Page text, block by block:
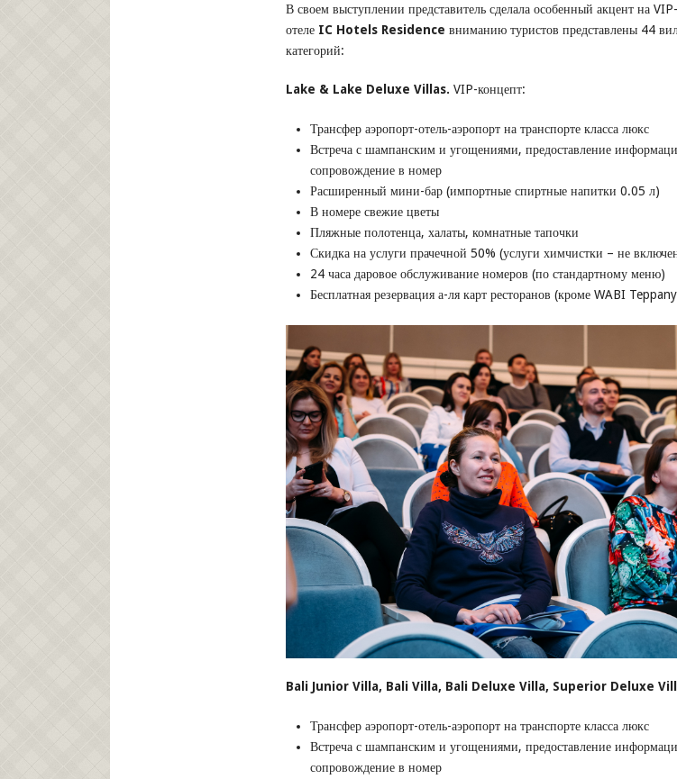
В своем выступлении представитель сделала особенный акцент на
отеле IC Hotels Residence вниманию туристов представлены 44
категорий:
Lake & Lake Deluxe Villas. VIP-концепт:
Трансфер аэропорт-отель-аэропорт на транспорте класса люкс
Встреча с шампанским и угощениями, предоставление
сопровождение в номер
Расширенный мини-бар (импортные спиртные напитки 0.05 л)
В номере свежие цветы
Пляжные полотенца, халаты, комнатные тапочки
Скидка на услуги прачечной 50% (услуги химчистки – не
24 часа даровое обслуживание номеров (по стандартному меню)
Бесплатная резервация а-ля карт ресторанов (кроме WABI
Bali Junior Villa, Bali Villa, Bali Deluxe Villa, Superior Deluxe
Трансфер аэропорт-отель-аэропорт на транспорте класса люкс
Встреча с шампанским и угощениями, предоставление
сопровождение в номер